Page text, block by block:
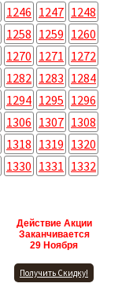
1246 1247 1248
1258 1259 1260
1270 1271 1272
1282 1283 1284
1294 1295 1296
1306 1307 1308
1318 1319 1320
1330 1331 1332
Действие Акции
Заканчивается
29 Ноября
Получить Скидку!